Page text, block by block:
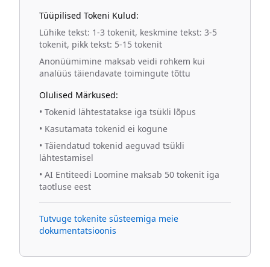
Tüüpilised Tokeni Kulud:
Lühike tekst: 1-3 tokenit, keskmine tekst: 3-5
tokenit, pikk tekst: 5-15 tokenit
Anonüümimine maksab veidi rohkem kui
analüüs täiendavate toimingute tõttu
Olulised Märkused:
• Tokenid lähtestatakse iga tsükli lõpus
• Kasutamata tokenid ei kogune
• Täiendatud tokenid aeguvad tsükli
lähtestamisel
• AI Entiteedi Loomine maksab 50 tokenit iga
taotluse eest
Tutvuge tokenite süsteemiga meie
dokumentatsioonis